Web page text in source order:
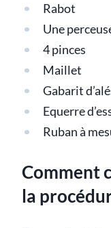
Rabot
Une
4 pinces
Maillet
Gabarit
Equerre
Ruban à
Comment
la